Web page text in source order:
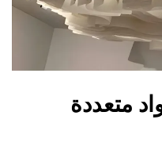
متعددة